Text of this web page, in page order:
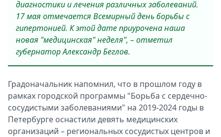
диагностики и лечения различных заболеваний.
17 мая отмечается Всемирный день борьбы с
гипертонией. К этой дате приурочена наша
новая "медицинская" неделя", – отметил
губернатор Александр Беглов.
Градоначальник напомнил, что в прошлом году в
рамках городской программы "Борьба с сердечно-
сосудистыми заболеваниями" на 2019-2024 годы в
Петербурге оснастили девять медицинских
организаций – региональных сосудистых центров и